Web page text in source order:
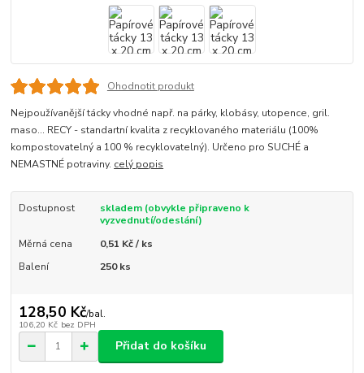
Ohodnotit produkt
Nejpoužívanější tácky vhodné např. na párky, klobásy, utopence, gril.
maso... RECY - standartní kvalita z recyklovaného materiálu (100%
kompostovatelný a 100 % recyklovatelný). Určeno pro SUCHÉ a
NEMASTNÉ potraviny. celý popis
Dostupnost
skladem (obvykle připraveno k
vyzvednutí/odeslání)
Měrná cena
0,51 Kč / ks
Balení
250 ks
128,50 Kč/bal.
106,20 Kč bez DPH
Přidat do košíku